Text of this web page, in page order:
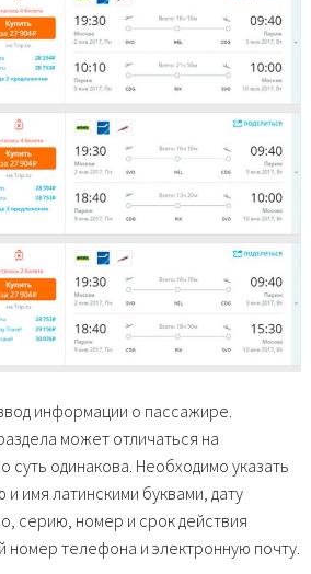
информации о пассажире.
может отличаться на
суть одинакова. Необходимо указать
имя латинскими буквами, дату
серию, номер и срок действия
номер телефона и электронную почту.